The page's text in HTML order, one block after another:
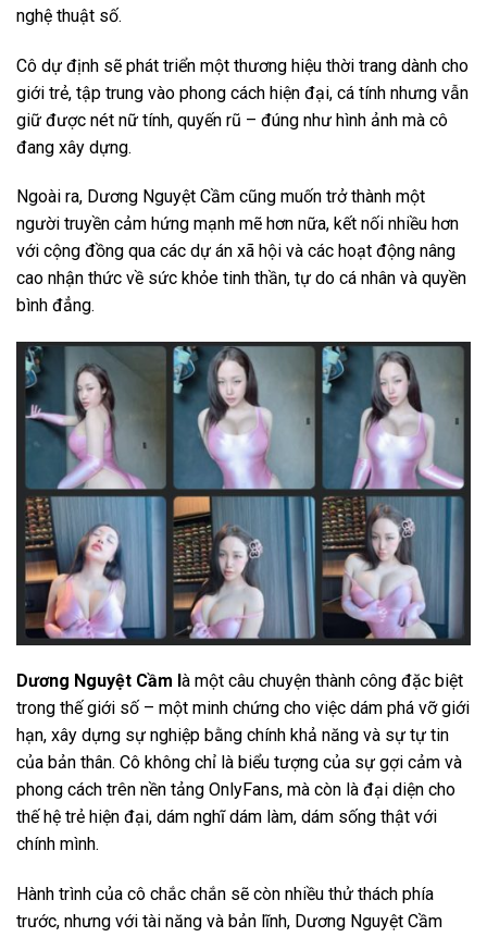
nghệ thuật số.
Cô dự định sẽ phát triển một thương hiệu thời trang dành cho
giới trẻ, tập trung vào phong cách hiện đại, cá tính nhưng vẫn
giữ được nét nữ tính, quyến rũ – đúng như hình ảnh mà cô
đang xây dựng.
Ngoài ra, Dương Nguyệt Cầm cũng muốn trở thành một
người truyền cảm hứng mạnh mẽ hơn nữa, kết nối nhiều hơn
với cộng đồng qua các dự án xã hội và các hoạt động nâng
cao nhận thức về sức khỏe tinh thần, tự do cá nhân và quyền
bình đẳng.
Dương Nguyệt Cầm l à một câu chuyện thành công đặc biệt
trong thế giới số – một minh chứng cho việc dám phá vỡ giới
hạn, xây dựng sự nghiệp bằng chính khả năng và sự tự tin
của bản thân. Cô không chỉ là biểu tượng của sự gợi cảm và
phong cách trên nền tảng OnlyFans, mà còn là đại diện cho
thế hệ trẻ hiện đại, dám nghĩ dám làm, dám sống thật với
chính mình.
Hành trình của cô chắc chắn sẽ còn nhiều thử thách phía
trước, nhưng với tài năng và bản lĩnh, Dương Nguyệt Cầm